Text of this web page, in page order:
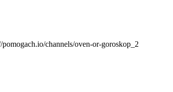
channels/oven-or-goroskop_2